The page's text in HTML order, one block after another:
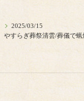
2025/03/15
やすらぎ葬祭清雲/葬儀で